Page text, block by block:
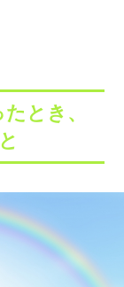
とき、